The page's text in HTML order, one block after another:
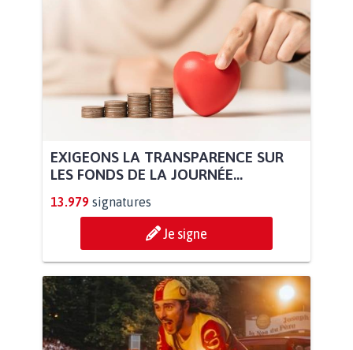
EXIGEONS LA TRANSPARENCE SUR
LES FONDS DE LA JOURNÉE...
13.979 signatures
Je signe